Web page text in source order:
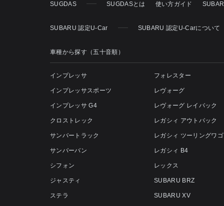
SUGDAS SUGDASとは 使い方ガイド
SUBARU 認定U-Car SUBARU 認定U-Carについて
車種から探す（五十音順）
インプレッサ
インプレッサスポーツ
インプレッサ G4
クロストレック
サンバートラック
サンバーバン
シフォン
ジャスティ
ステラ
フォレスター
レヴォーグ
レヴォーグ レイバック
レガシィ アウトバック
レガシィ ツーリングワ
レガシィ B4
レックス
SUBARU BRZ
SUBARU XV